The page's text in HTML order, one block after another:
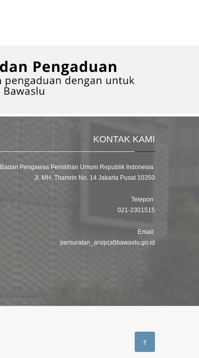
KONTAK KAMI
Badan Pengawas Pemilihan Umum Republik Indonesia
Jl. MH. Thamrin No. 14 Jakarta Pusat 10350
Telepon
021-2301515
Email:
persuratan_arsip(at)bawaslu.go.id